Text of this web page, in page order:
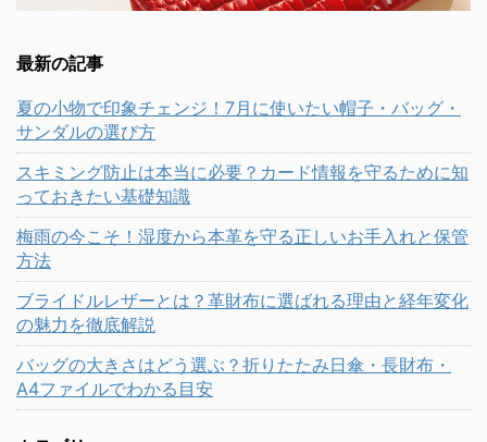
最新の記事
夏の小物で印象チェンジ！7月に使いたい帽子・バッグ・
サンダルの選び方
スキミング防止は本当に必要？カード情報を守るために知
っておきたい基礎知識
梅雨の今こそ！湿度から本革を守る正しいお手入れと保管
方法
ブライドルレザーとは？革財布に選ばれる理由と経年変化
の魅力を徹底解説
バッグの大きさはどう選ぶ？折りたたみ日傘・長財布・
A4ファイルでわかる目安